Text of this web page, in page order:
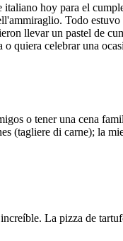
italiano hoy para el
Todo
llevar un pastel de
quiera celebrar una
o tener una cena
(tagliere di carne); la
La pizza de